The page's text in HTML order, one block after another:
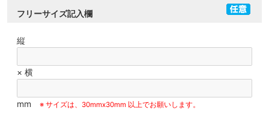
フリーサイズ記入欄
縦
× 横
mm ※ サイズは、30mmx30mm 以上でお願いします。